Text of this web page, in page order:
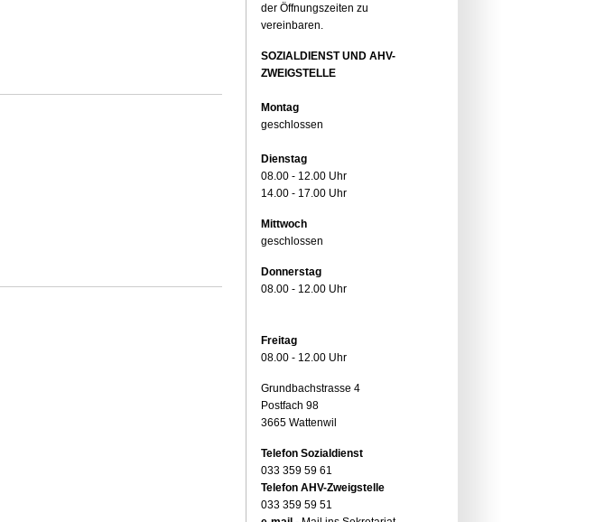
der Öffnungszeiten zu
vereinbaren.
SOZIALDIENST UND AHV-
ZWEIGSTELLE
Montag
geschlossen
Dienstag
08.00 - 12.00 Uhr
14.00 - 17.00 Uhr
Mittwoch
geschlossen
Donnerstag
08.00 - 12.00 Uhr
Freitag
08.00 - 12.00 Uhr
Grundbachstrasse 4
Postfach 98
3665 Wattenwil
Telefon Sozialdienst
033 359 59 61
Telefon AHV-Zweigstelle
033 359 59 51